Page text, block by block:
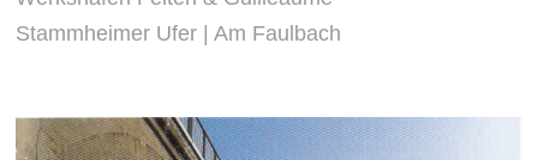
Stammheimer Ufer | Am Faulbach